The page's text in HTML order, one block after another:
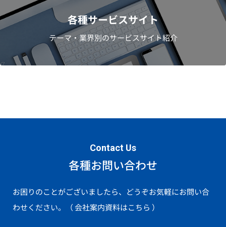
各種サービスサイト
テーマ・業界別のサービスサイト紹介
Contact Us
各種お問い合わせ
お困りのことがございましたら、どうぞお気軽にお問い合
わせください。
（ 会社案内資料はこちら ）